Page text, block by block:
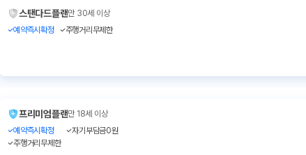
스탠다드플랜만 30세 이상
예약즉시확정
주행거리무제한
프리미엄플랜만 18세 이상
예약즉시확정
자기부담금0원
주행거리무제한